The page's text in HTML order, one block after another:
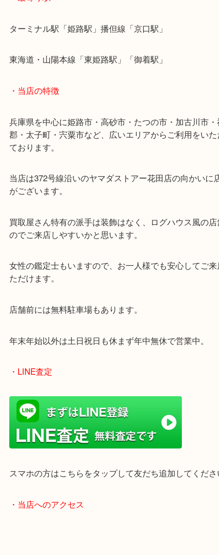
皆様からのご来店をお待ちしております。
・最寄り駅
ターミナル駅「姫路駅」播但線「京口駅」
東海道・山陽本線「東姫路駅」「御着駅」
・当店の特徴
兵庫県を中心に姫路市・高砂市・たつの市・加古川
郡・太子町・宍粟市など、広いエリアからご利用を
当店は372号線沿いのヤマダストアー花田店の向か
のでご来店しやすいかと思います。
女性の鑑定士もいますので、お一人様でも安心して
店舗前には無料駐車場もあります。